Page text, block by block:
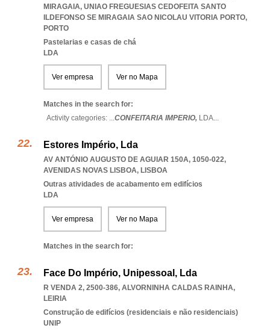
MIRAGAIA, UNIAO FREGUESIAS CEDOFEITA SANTO
ILDEFONSO SE MIRAGAIA SAO NICOLAU VITORIA PORTO,
PORTO
Pastelarias e casas de chá
LDA
Ver empresa Ver no Mapa
Matches in the search for:
Activity categories: ...CONFEITARIA IMPERIO, LDA...
Estores Império, Lda
AV ANTÓNIO AUGUSTO DE AGUIAR 150A, 1050-022,
AVENIDAS NOVAS LISBOA, LISBOA
Outras atividades de acabamento em edifícios
LDA
Ver empresa Ver no Mapa
Matches in the search for:
Face Do Império, Unipessoal, Lda
R VENDA 2, 2500-386, ALVORNINHA CALDAS RAINHA,
LEIRIA
Construção de edifícios (residenciais e não residenciais)
UNIP